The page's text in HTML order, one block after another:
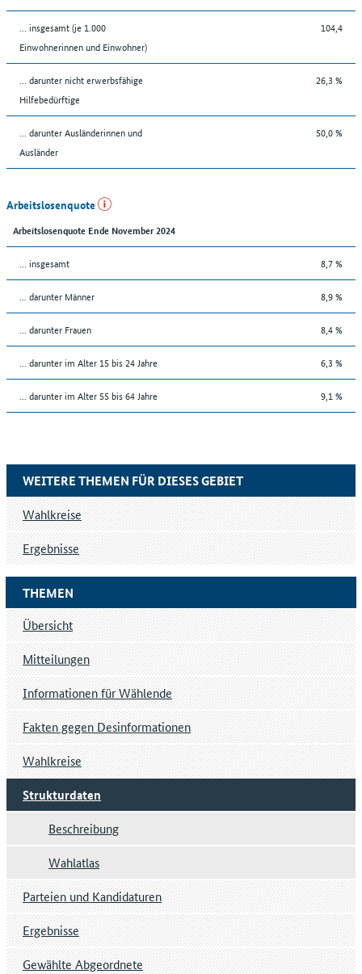
... insgesamt (je 1.000
Einwohnerinnen und Einwohner)
104,4
... darunter nicht erwerbsfähige
Hilfebedürftige
26,3 %
... darunter Ausländerinnen und
Ausländer
50,0 %
Arbeitslosenquote
Arbeitslosenquote Ende November 2024
... insgesamt 8,7 %
... darunter Männer 8,9 %
... darunter Frauen 8,4 %
... darunter im Alter 15 bis 24 Jahre 6,3 %
... darunter im Alter 55 bis 64 Jahre 9,1 %
THEMEN
Übersicht
Mitteilungen
Informationen für Wählende
Fakten gegen Desinformationen
Wahlkreise
Strukturdaten
Beschreibung
Wahlatlas
Parteien und Kandidaturen
Ergebnisse
Gewählte Abgeordnete
WEITERE THEMEN FÜR DIESES GEBIET
Wahlkreise
Ergebnisse